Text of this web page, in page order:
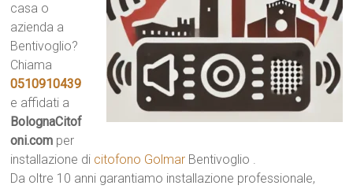
casa o
azienda a
Bentivoglio?
Chiama
0510910439
e affidati a
BolognaCitof
oni.com per
installazione di citofono Golmar Bentivoglio .
Da oltre 10 anni garantiamo installazione professionale,